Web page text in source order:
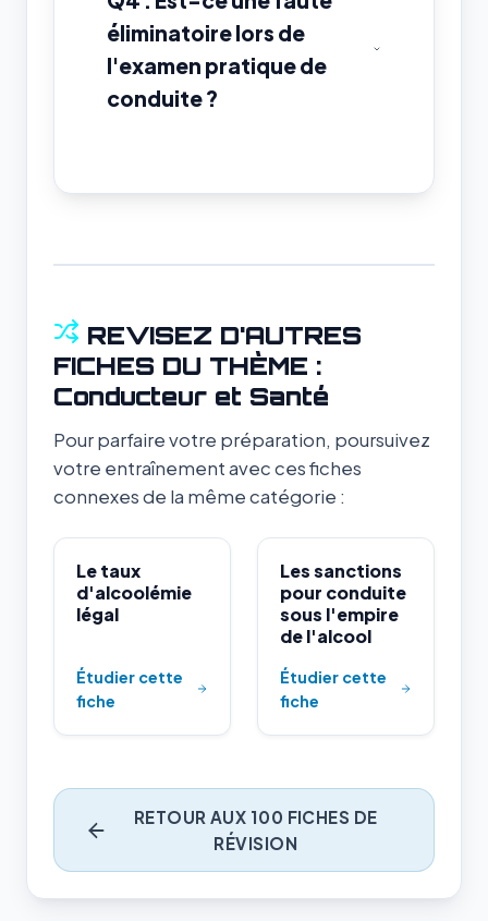
éliminatoire lors de
l'examen pratique de
conduite ?
REVISEZ D'AUTRES
FICHES DU THÈME :
Conducteur et Santé
Pour parfaire votre préparation, poursuivez
votre entraînement avec ces fiches
connexes de la même catégorie :
Le taux
d'alcoolémie
légal
Étudier cette
fiche
Les sanctions
pour conduite
sous l'empire
de l'alcool
Étudier cette
fiche
RETOUR AUX 100 FICHES DE
RÉVISION